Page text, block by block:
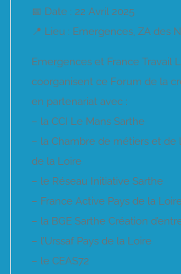
📅 Date : 22 Avril 2025
📍 Lieu : Emergences, ZA des
Emergences et France Travail
coorganisent ce Forum de la
en partenariat avec :
– la CCI Le Mans Sarthe
– la Chambre de métiers et de
de la Loire
– le Réseau Initiative Sarthe
– France Active Pays de la Loire
– la BGE Sarthe Création
– l’Urssaf Pays de la Loire
– le CEAS72